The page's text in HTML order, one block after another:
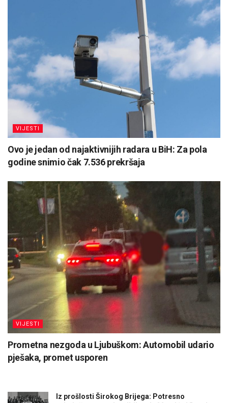
VIJESTI
Ovo je jedan od najaktivnijih radara u BiH: Za pola
godine snimio čak 7.536 prekršaja
VIJESTI
Prometna nezgoda u Ljubuškom: Automobil udario
pješaka, promet usporen
Iz prošlosti Širokog Brijega: Potresno